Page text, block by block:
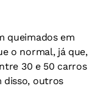
queimados em
o normal, já que,
30 e 50 carros
disso, outros